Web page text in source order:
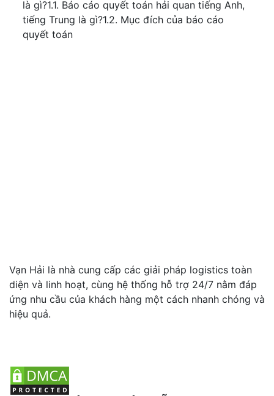
là gì?1.1. Báo cáo quyết toán hải quan tiếng Anh,
tiếng Trung là gì?1.2. Mục đích của báo cáo
quyết toán
Vạn Hải là nhà cung cấp các giải pháp logistics toàn
diện và linh hoạt, cùng hệ thống hỗ trợ 24/7 nằm đáp
ứng nhu cầu của khách hàng một cách nhanh chóng và
hiệu quả.